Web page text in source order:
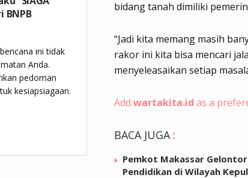
bidang tanah dimiliki
“Jadi kita memang masih
rakor ini kita bisa mencari
menyeleasaikan setiap
Add wartakita.id as a
BACA JUGA :
Pemkot Makassar
Pendidikan di Wilayah
BNPB
ini tidak
Anda.
pedoman
kesiapsiagaan.